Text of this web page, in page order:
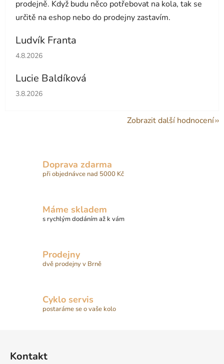
prodejně. Když budu něco potřebovat na kola, tak se
určitě na eshop nebo do prodejny zastavím.
Ludvík Franta
Hodnocení obchodu je 5 z 5 hvězdiček.
4.8.2026
Lucie Baldíková
Hodnocení obchodu je 5 z 5 hvězdiček.
3.8.2026
Zobrazit další hodnocení
Doprava zdarma
při objednávce nad 5000 Kč
Máme skladem
s rychlým dodáním až k vám
Prodejny
dvě prodejny v Brně
Cyklo servis
postaráme se o vaše kolo
Kontakt